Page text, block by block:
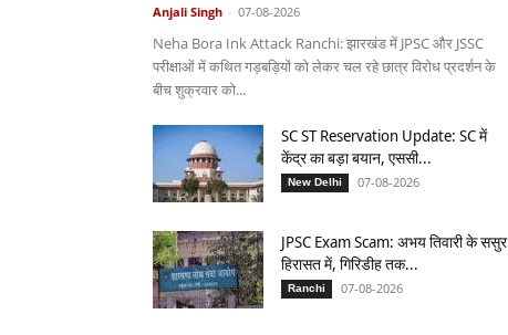
Anjali Singh - 07-08-2026
Neha Bora Ink Attack Ranchi: झारखंड में JPSC और JSSC
परीक्षाओं में कथित गड़बड़ियों को लेकर चल रहे छात्र विरोध प्रदर्शन के
बीच शुक्रवार को...
SC ST Reservation Update: SC में
केंद्र का बड़ा बयान, एससी...
New Delhi 07-08-2026
JPSC Exam Scam: अभय तिवारी के ससुर
हिरासत में, गिरिडीह तक...
Ranchi 07-08-2026